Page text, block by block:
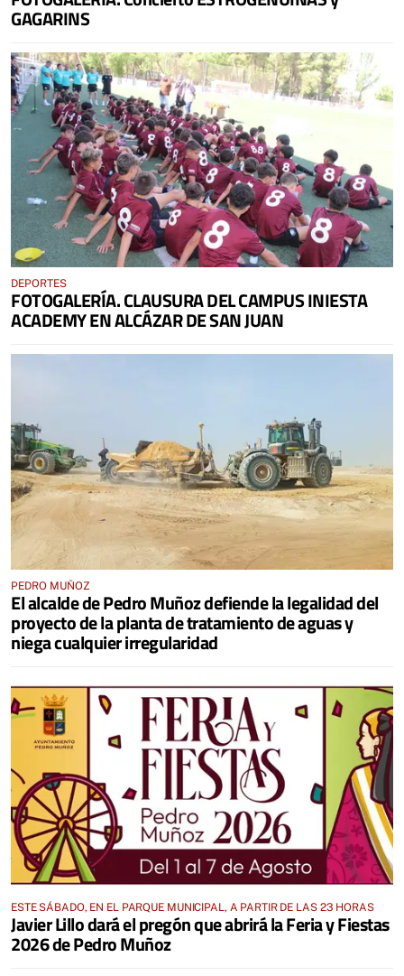
GAGARINS
DEPORTES
FOTOGALERÍA. CLAUSURA DEL CAMPUS INIESTA
ACADEMY EN ALCÁZAR DE SAN JUAN
PEDRO MUÑOZ
El alcalde de Pedro Muñoz defiende la legalidad del
proyecto de la planta de tratamiento de aguas y
niega cualquier irregularidad
ESTE SÁBADO, EN EL PARQUE MUNICIPAL, A PARTIR DE LAS 23 HORAS
Javier Lillo dará el pregón que abrirá la Feria y Fiestas
2026 de Pedro Muñoz